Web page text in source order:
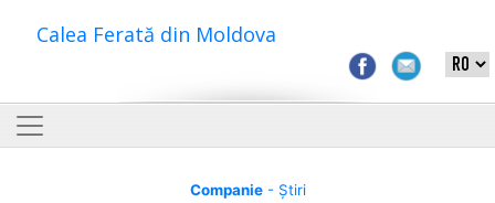
Calea Ferată din Moldova
Companie- Știri